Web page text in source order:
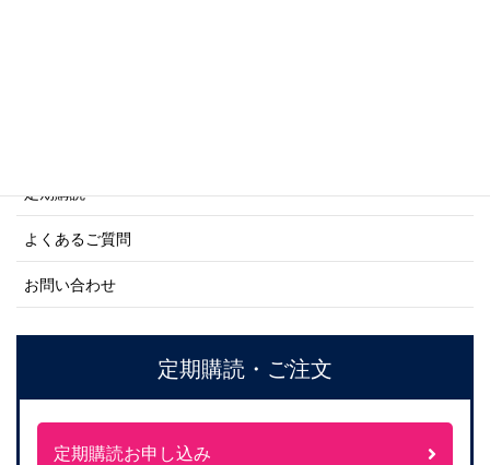
定期購読
よくあるご質問
お問い合わせ
定期購読・ご注文
定期購読お申し込み